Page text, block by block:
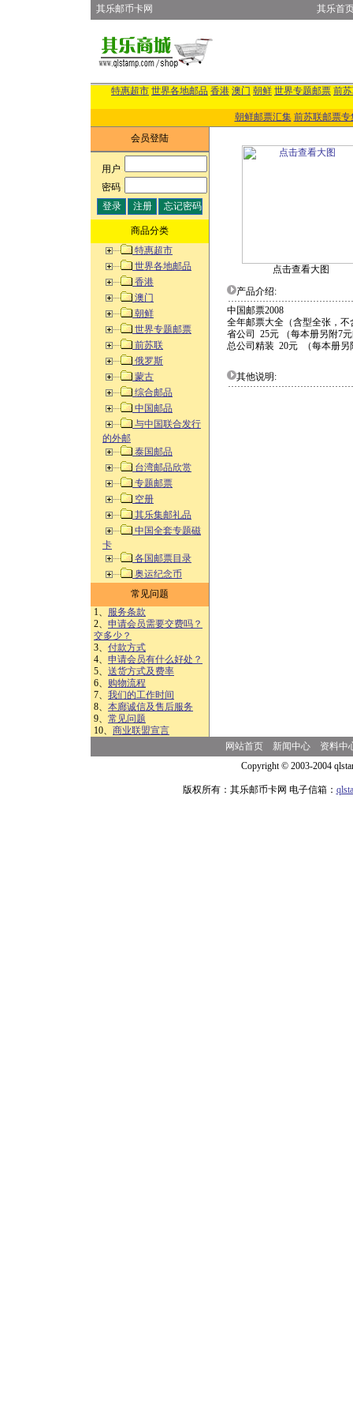
其乐邮币卡网 其乐首
特惠超市 世界各地邮品 香港 澳门 朝鲜 世界专题邮票 前
朝鲜邮票汇集 前苏联邮票专
会员登陆
用户:
密码:
商品分类
特惠超市
世界各地邮品
香港
澳门
朝鲜
世界专题邮票
前苏联
俄罗斯
蒙古
综合邮品
中国邮品
与中国联合发行
的外邮
泰国邮品
台湾邮品欣赏
专题邮票
空册
其乐集邮礼品
中国全套专题磁
卡
各国邮票目录
奥运纪念币
常见问题
1、 服务条款
2、 申请会员需要交费吗？
交多少？
3、 付款方式
4、 申请会员有什么好处？
5、 送货方式及费率
6、 购物流程
7、 我们的工作时间
8、 本廊诚信及售后服务
9、 常见问题
10、 商业联盟宣言
点击查看大图
产品介绍:
中国邮票2008
全年邮票大全（含型全张，
省公司 25元 （每本册另附7
总公司精装 20元 （每本册另
其他说明:
网站首页 新闻中心
资料中
Copyright © 2003-2004
版权所有：其乐邮币卡网 电子信箱：